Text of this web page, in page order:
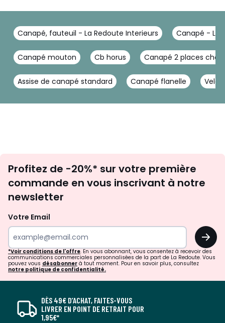
Canapé, fauteuil - La Redoute Interieurs Canapé - La
Canapé mouton Cb horus Canapé 2 places
Assise de canapé standard Canapé flanelle
newsletter
Profitez de -20%* sur votre première
commande en vous inscrivant à notre
newsletter
Votre Email
OK
*Voir conditions de l'offre. En vous abonnant, vous consentez à recevoir des
communications commerciales personnalisées de la part de La Redoute. Vous
pouvez vous désabonner à tout moment. Pour en savoir plus, consultez
notre politique de confidentialité.
DÈS 49€ D’ACHAT, FAITES-VOUS
LIVRER EN POINT DE RETRAIT POUR
1,95€*